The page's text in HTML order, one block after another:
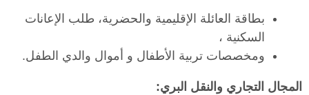
بطاقة العائلة الإقليمية والحضرية، طلب الإعانات
السكنية ،
ومخصصات تربية الأطفال و أموال والدي الطفل.
المجال التجاري والنقل البري: